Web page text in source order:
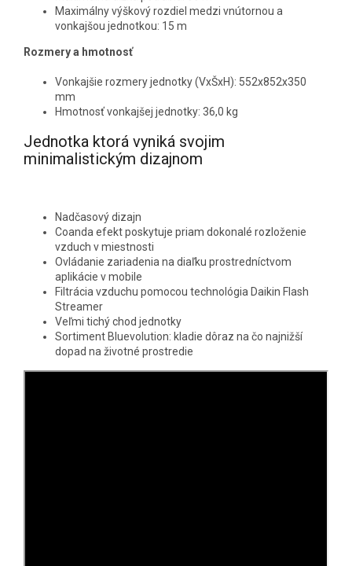
Maximálny výškový rozdiel medzi vnútornou a
vonkajšou jednotkou: 15 m
Rozmery a hmotnosť
Vonkajšie rozmery jednotky (VxŠxH): 552x852x350
mm
Hmotnosť vonkajšej jednotky: 36,0 kg
Jednotka ktorá vyniká svojim
minimalistickým dizajnom
Nadčasový dizajn
Coanda efekt poskytuje priam dokonalé rozloženie
vzduch v miestnosti
Ovládanie zariadenia na diaľku prostredníctvom
aplikácie v mobile
Filtrácia vzduchu pomocou technológia Daikin Flash
Streamer
Veľmi tichý chod jednotky
Sortiment Bluevolution: kladie dôraz na čo najnižší
dopad na životné prostredie